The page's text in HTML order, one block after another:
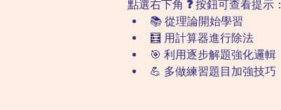
點選右下角 ❓ 按鈕可查看提示：
📚 從理論開始學習
🧮 用計算器進行除法
🎯 利用逐步解題強化邏輯
💪 多做練習題目加強技巧